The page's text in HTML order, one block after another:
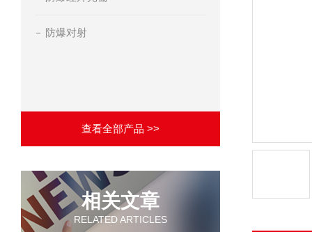
防爆对射
查看全部产品 >>
相关文章
RELATED ARTICLES